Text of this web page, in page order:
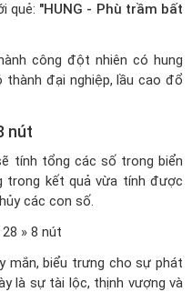
quẻ: "HUNG - Phù trầm bất
công đột nhiên có hung
thành đại nghiệp, lầu cao đổ
nút
tính tổng các số trong biển
trong kết quả vừa tính được
các con số.
» 8 nút
mắn, biểu trưng cho sự phát
là sự tài lộc, thịnh vượng và